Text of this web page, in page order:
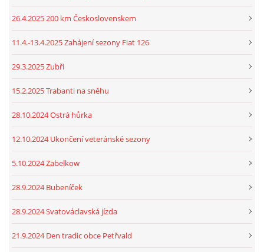
26.4.2025 200 km Československem
11.4.-13.4.2025 Zahájení sezony Fiat 126
29.3.2025 Zubři
15.2.2025 Trabanti na sněhu
28.10.2024 Ostrá hůrka
12.10.2024 Ukončení veteránské sezony
5.10.2024 Zabelkow
28.9.2024 Bubeníček
28.9.2024 Svatováclavská jízda
21.9.2024 Den tradic obce Petřvald